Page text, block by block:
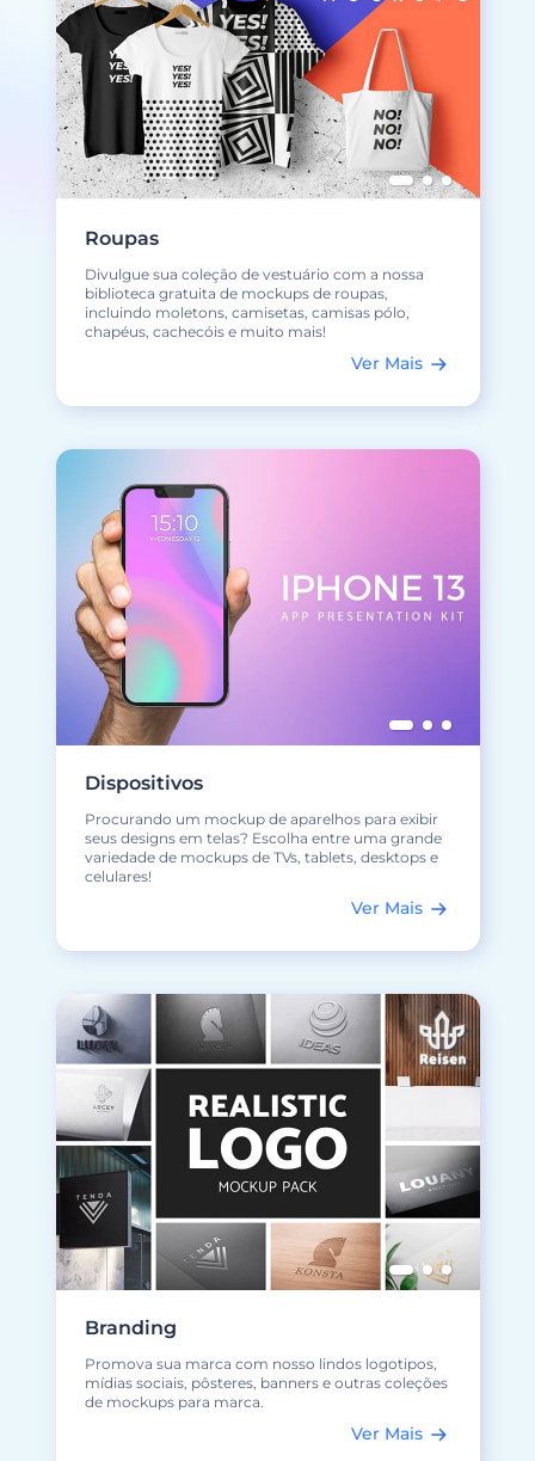
Roupas
Divulgue sua coleção de vestuário com a nossa
biblioteca gratuita de mockups de roupas,
incluindo moletons, camisetas, camisas pólo,
chapéus, cachecóis e muito mais!
Ver Mais
Dispositivos
Procurando um mockup de aparelhos para exibir
seus designs em telas? Escolha entre uma grande
variedade de mockups de TVs, tablets, desktops e
celulares!
Ver Mais
Branding
Promova sua marca com nosso lindos logotipos,
mídias sociais, pôsteres, banners e outras coleções
de mockups para marca.
Ver Mais